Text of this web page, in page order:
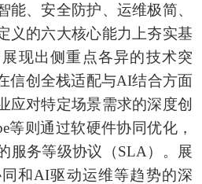
能、安全防护、运维极简、
义的六大核心能力上夯实基
现出侧重点各异的技术突
信创全栈适配与AI结合方面
应对特定场景需求的深度创
等则通过软硬件协同优化，
服务等级协议（SLA）。展
和AI驱动运维等趋势的深